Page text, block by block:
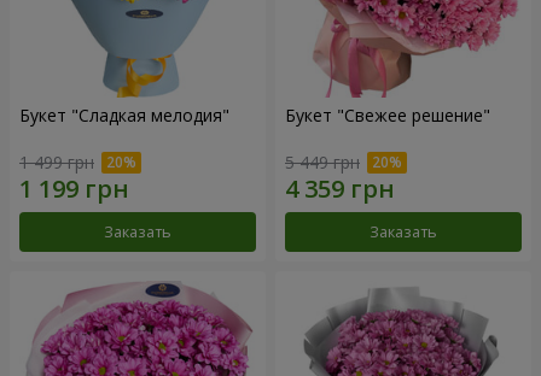
Букет "Сладкая мелодия"
1 499 грн
Заказать
Букет "Свежее решение"
5 449 грн
Заказать